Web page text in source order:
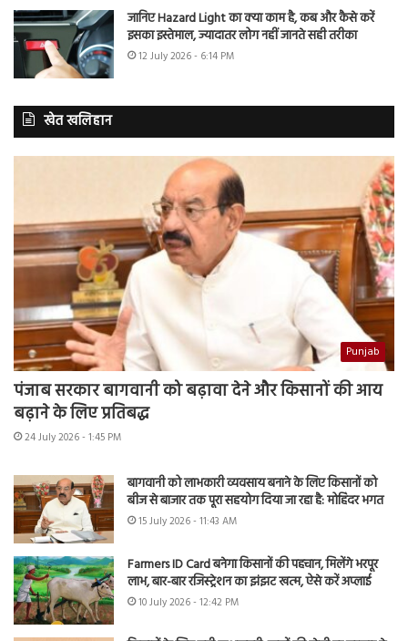
जानिए Hazard Light का क्या काम है, कब और कैसे करें
इसका इस्तेमाल, ज्यादातर लोग नहीं जानते सही तरीका
12 July 2026 - 6:14 PM
खेत खलिहान
Punjab
पंजाब सरकार बागवानी को बढ़ावा देने और किसानों की आय
बढ़ाने के लिए प्रतिबद्ध
24 July 2026 - 1:45 PM
बागवानी को लाभकारी व्यवसाय बनाने के लिए किसानों को
बीज से बाजार तक पूरा सहयोग दिया जा रहा है: मोहिंदर भगत
15 July 2026 - 11:43 AM
Farmers ID Card बनेगा किसानों की पहचान, मिलेंगे भरपूर
लाभ, बार-बार रजिस्ट्रेशन का झंझट खत्म, ऐसे करें अप्लाई
10 July 2026 - 12:42 PM